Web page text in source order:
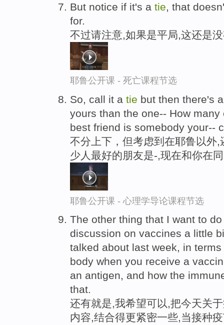
But notice if it's a tie, that
for.
不过请注意,如果是平局,这还是
耶鲁公开课 - 死亡课程节选
So, call it a tie but then there's
yours than the one-- How
best friend is somebody your--
不分上下，但考虑到在耶鲁以
少人最好的朋友是-,现在和你在
耶鲁公开课 - 心理学导论课程节选
The other thing that I want to
discussion on vaccines a little
talked about last week, in
body when you receive a
an antigen, and how the
that.
还有就是,我希望可以,把今天关
内容,结合得更紧密一些,当接种